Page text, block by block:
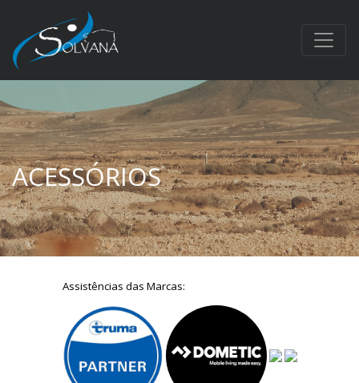
ACESSÓRIOS
Assistências das Marcas: